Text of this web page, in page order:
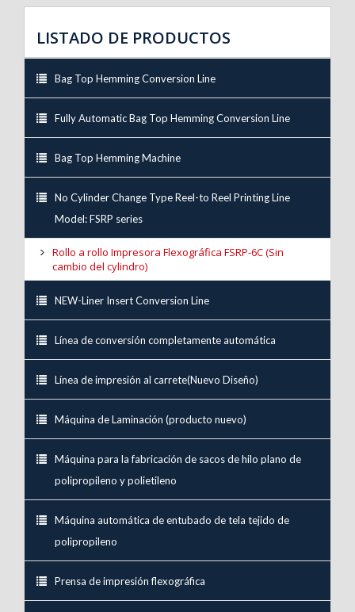
LISTADO DE PRODUCTOS
Bag Top Hemming Conversion Line
Fully Automatic Bag Top Hemming Conversion Line
Bag Top Hemming Machine
No Cylinder Change Type Reel-to Reel Printing Line
Model: FSRP series
Rollo a rollo Impresora Flexográfica FSRP-6C (Sin
cambio del cylindro)
NEW-Liner Insert Conversion Line
Línea de conversión completamente automática
Línea de impresión al carrete(Nuevo Diseño)
Máquina de Laminación (producto nuevo)
Máquina para la fabricación de sacos de hilo plano de
polipropileno y polietileno
Máquina automática de entubado de tela tejido de
polipropileno
Prensa de impresión flexográfica